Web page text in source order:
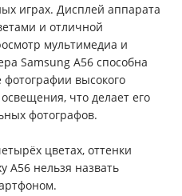
играх. Дисплей аппарата
и отличной
мультимедиа и
Samsung A56 способна
высокого
что делает его
фотографов.
цветах, оттенки
A56 нельзя назвать